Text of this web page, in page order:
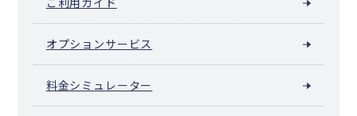
オプションサービス
料金シミュレーター